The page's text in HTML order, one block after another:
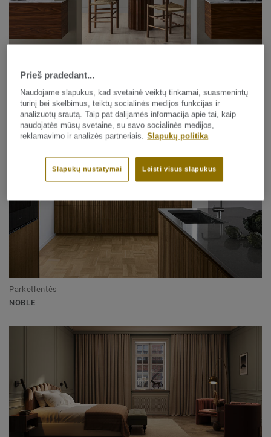
Parketlentės
HERITAGE
Parketlentės
NOBLE
Prieš pradedant...
Naudojame slapukus, kad svetainė veiktų tinkamai, suasmenintų
turinį bei skelbimus, teiktų socialinės medijos funkcijas ir
analizuotų srautą. Taip pat dalijamės informacija apie tai, kaip
naudojatės mūsų svetaine, su savo socialinės medijos,
reklamavimo ir analizės partneriais. Slapukų politika
Leisti visus slapukus
Slapukų nustatymai